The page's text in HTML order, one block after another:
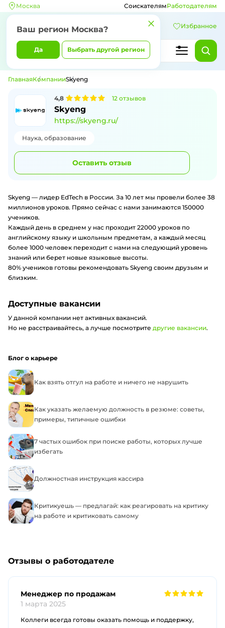
Москва
Ваш регион Москва?
Да Выбрать другой регион
СоискателямРаботодателям
Избранное
ГлавнаяКомпанииSkyeng
4,8 12 отзывов
Skyeng
https://skyeng.ru/
Наука, образование
Оставить отзыв
Skyeng — лидер EdTech в России. За 10 лет мы провели более 38
миллионов уроков. Прямо сейчас с нами занимаются 150000
учеников.
Каждый день в среднем у нас проходит 22000 уроков по
английскому языку и школьным предметам, а каждый месяц
более 1000 человек переходит с нами на следующий уровень
знаний или берет новые языковые высоты.
80% учеников готовы рекомендовать Skyeng своим друзьям и
близким.
Доступные вакансии
У данной компании нет активных вакансий.
Но не расстраивайтесь, а лучше посмотрите другие вакансии.
Блог о карьере
Как взять отгул на работе и ничего не нарушить
Как указать желаемую должность в резюме: советы,
примеры, типичные ошибки
7 частых ошибок при поиске работы, которых лучше
избегать
Должностная инструкция кассира
Критикуешь — предлагай: как реагировать на критику
на работе и критиковать самому
Отзывы о работодателе
Менеджер по продажам
1 марта 2025
Коллеги всегда готовы оказать помощь и поддержку,